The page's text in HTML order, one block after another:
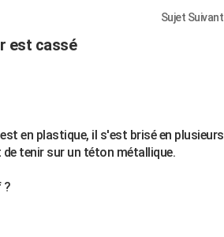
Sujet Suivant
est cassé
en plastique, il s'est brisé en plusieurs
tenir sur un téton métallique.
?